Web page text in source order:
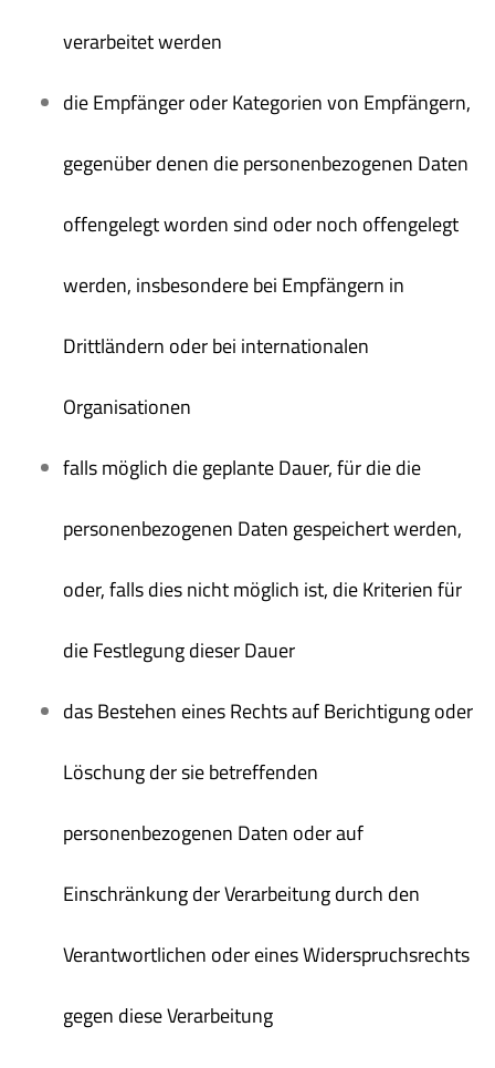
verarbeitet werden
die Empfänger oder Kategorien von Empfängern,
gegenüber denen die personenbezogenen Daten
offengelegt worden sind oder noch offengelegt
werden, insbesondere bei Empfängern in
Drittländern oder bei internationalen
Organisationen
falls möglich die geplante Dauer, für die die
personenbezogenen Daten gespeichert werden,
oder, falls dies nicht möglich ist, die Kriterien für
die Festlegung dieser Dauer
das Bestehen eines Rechts auf Berichtigung oder
Löschung der sie betreffenden
personenbezogenen Daten oder auf
Einschränkung der Verarbeitung durch den
Verantwortlichen oder eines Widerspruchsrechts
gegen diese Verarbeitung